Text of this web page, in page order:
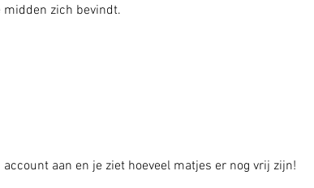
midden zich bevindt.
aan en je ziet hoeveel matjes er nog vrij zijn!